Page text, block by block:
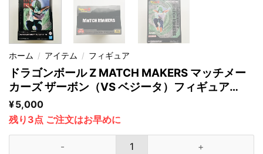
ホーム / アイテム / フィギュア
ドラゴンボール Z MATCH MAKERS マッチメー
カーズ ザーボン（VS ベジータ）フィギュア
Dragon Ball Z Zarbon Figure
¥5,000
残り3点 ご注文はお早めに
ドラゴンボール Z MATCH MAKERS マッチメーカーズ ザーボン